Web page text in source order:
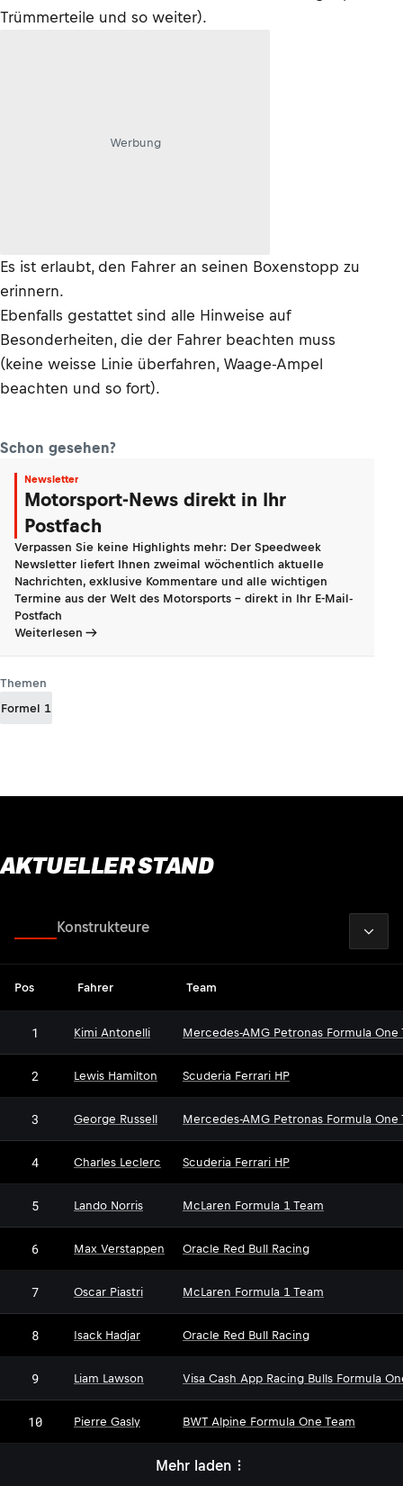
Trümmerteile und so weiter).
Werbung
Es ist erlaubt, den Fahrer an seinen Boxenstopp zu
erinnern.
Ebenfalls gestattet sind alle Hinweise auf
Besonderheiten, die der Fahrer beachten muss
(keine weisse Linie überfahren, Waage-Ampel
beachten und so fort).
Schon gesehen?
Newsletter
Motorsport-News direkt in Ihr
Postfach
Verpassen Sie keine Highlights mehr: Der Speedweek
Newsletter liefert Ihnen zweimal wöchentlich aktuelle
Nachrichten, exklusive Kommentare und alle wichtigen
Termine aus der Welt des Motorsports - direkt in Ihr E-Mail-
Postfach
Weiterlesen
Themen
Formel 1
AKTUELLER STAND
Konstrukteure
Pos Fahrer Team
1 Kimi Antonelli Mercedes-AMG Petronas Formula One
2 Lewis Hamilton Scuderia Ferrari HP
3 George Russell Mercedes-AMG Petronas Formula One
4 Charles Leclerc Scuderia Ferrari HP
5 Lando Norris McLaren Formula 1 Team
6 Max Verstappen Oracle Red Bull Racing
7 Oscar Piastri McLaren Formula 1 Team
8 Isack Hadjar Oracle Red Bull Racing
9 Liam Lawson Visa Cash App Racing Bulls Formula
10 Pierre Gasly BWT Alpine Formula One Team
Mehr laden